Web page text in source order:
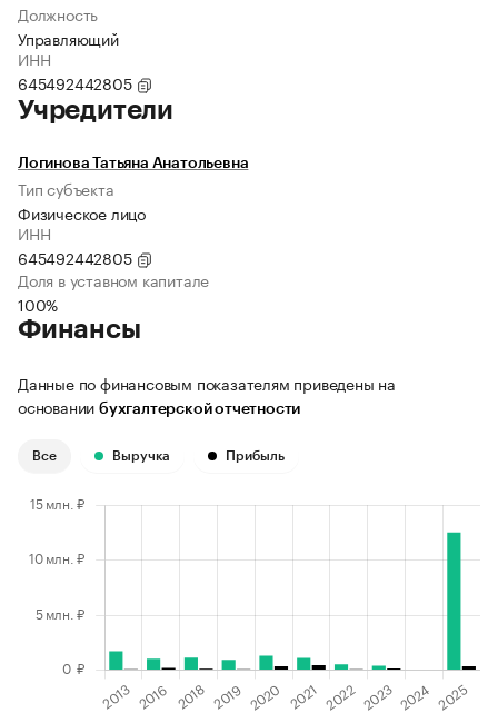
Должность
Управляющий
ИНН
645492442805
Учредители
Логинова Татьяна Анатольевна
Тип субъекта
Физическое лицо
ИНН
645492442805
Доля в уставном капитале
100%
Финансы
Данные по финансовым показателям приведены на
основании бухгалтерской отчетности
Все Выручка Прибыль